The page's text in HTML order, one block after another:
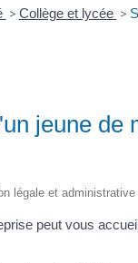
> Collège et lycée >
jeune de
légale et
peut vous